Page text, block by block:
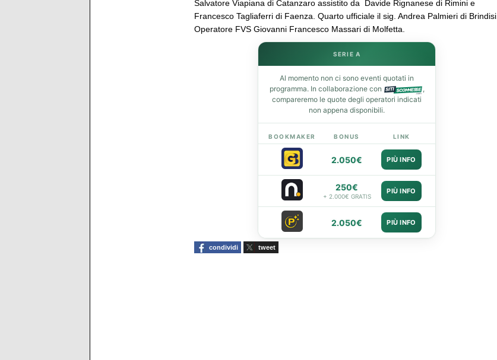
Salvatore Viapiana di Catanzaro assistito da Davide Rignanese di Rimini e
Francesco Tagliaferri di Faenza. Quarto ufficiale il sig. Andrea Palmieri di Brindisi.
Operatore FVS Giovanni Francesco Massari di Molfetta.
SERIE A
Al momento non ci sono eventi quotati in
programma. In collaborazione con
,
compareremo le quote degli operatori indicati
non appena disponibili.
BOOKMAKER BONUS LINK
2.050€ PIÙ INFO
250€
+ 2.000€ GRATIS
PIÙ INFO
2.050€ PIÙ INFO
condividi tweet